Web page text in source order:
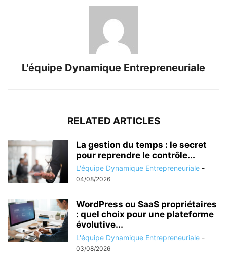
L'équipe Dynamique Entrepreneuriale
RELATED ARTICLES
La gestion du temps : le secret
pour reprendre le contrôle...
L'équipe Dynamique Entrepreneuriale -
04/08/2026
WordPress ou SaaS propriétaires
: quel choix pour une plateforme
évolutive...
L'équipe Dynamique Entrepreneuriale -
03/08/2026